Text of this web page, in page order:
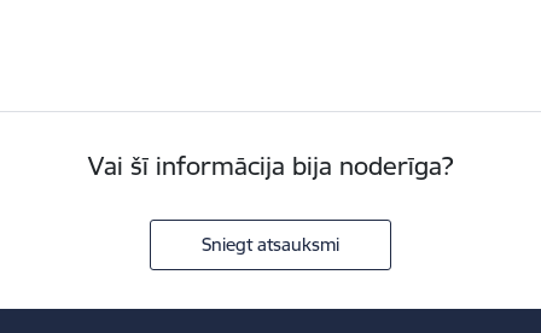
Vai šī informācija bija noderīga?
Sniegt atsauksmi